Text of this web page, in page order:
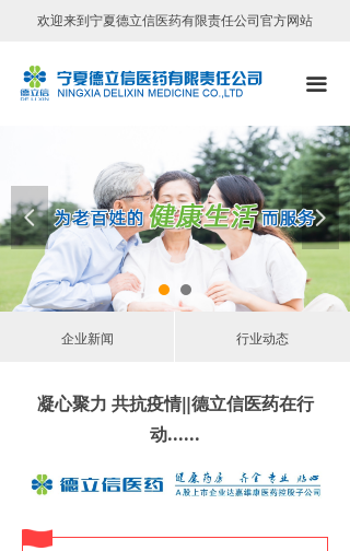
넳 넲
끀
首页
公司简介
公司荣誉
文化理念
员工风采
行业动态
欢迎来到宁夏德立信医药有限责任公司官方网站
企业新闻 行业动态
凝心聚力 共抗疫情‖德立信医药在行
动......